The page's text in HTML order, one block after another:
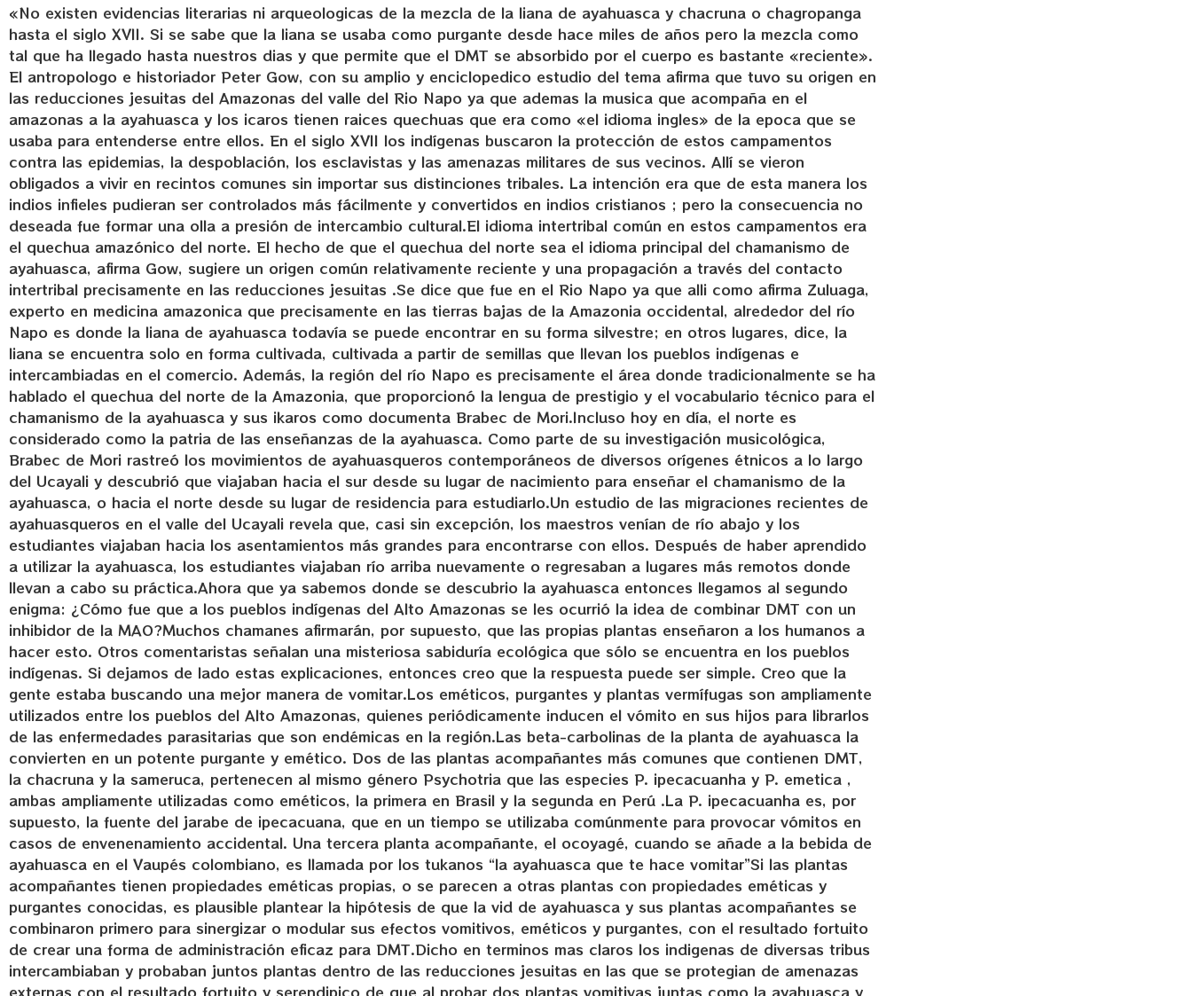
«No existen evidencias literarias ni arqueologicas de la mezcla de la liana de ayahuasca y chacruna o chagropanga
hasta el siglo XVII. Si se sabe que la liana se usaba como purgante desde hace miles de años pero la mezcla como
tal que ha llegado hasta nuestros dias y que permite que el DMT se absorbido por el cuerpo es bastante «reciente».
El antropologo e historiador Peter Gow, con su amplio y enciclopedico estudio del tema afirma que tuvo su origen en
las reducciones jesuitas del Amazonas del valle del Rio Napo ya que ademas la musica que acompaña en el
amazonas a la ayahuasca y los icaros tienen raices quechuas que era como «el idioma ingles» de la epoca que se
usaba para entenderse entre ellos. En el siglo XVII los indígenas buscaron la protección de estos campamentos
contra las epidemias, la despoblación, los esclavistas y las amenazas militares de sus vecinos. Allí se vieron
obligados a vivir en recintos comunes sin importar sus distinciones tribales. La intención era que de esta manera los
indios infieles pudieran ser controlados más fácilmente y convertidos en indios cristianos ; pero la consecuencia no
deseada fue formar una olla a presión de intercambio cultural.El idioma intertribal común en estos campamentos era
el quechua amazónico del norte. El hecho de que el quechua del norte sea el idioma principal del chamanismo de
ayahuasca, afirma Gow, sugiere un origen común relativamente reciente y una propagación a través del contacto
intertribal precisamente en las reducciones jesuitas .Se dice que fue en el Rio Napo ya que alli como afirma Zuluaga,
experto en medicina amazonica que precisamente en las tierras bajas de la Amazonia occidental, alrededor del río
Napo es donde la liana de ayahuasca todavía se puede encontrar en su forma silvestre; en otros lugares, dice, la
liana se encuentra solo en forma cultivada, cultivada a partir de semillas que llevan los pueblos indígenas e
intercambiadas en el comercio. Además, la región del río Napo es precisamente el área donde tradicionalmente se ha
hablado el quechua del norte de la Amazonia, que proporcionó la lengua de prestigio y el vocabulario técnico para el
chamanismo de la ayahuasca y sus ikaros como documenta Brabec de Mori.Incluso hoy en día, el norte es
considerado como la patria de las enseñanzas de la ayahuasca. Como parte de su investigación musicológica,
Brabec de Mori rastreó los movimientos de ayahuasqueros contemporáneos de diversos orígenes étnicos a lo largo
del Ucayali y descubrió que viajaban hacia el sur desde su lugar de nacimiento para enseñar el chamanismo de la
ayahuasca, o hacia el norte desde su lugar de residencia para estudiarlo.Un estudio de las migraciones recientes de
ayahuasqueros en el valle del Ucayali revela que, casi sin excepción, los maestros venían de río abajo y los
estudiantes viajaban hacia los asentamientos más grandes para encontrarse con ellos. Después de haber aprendido
a utilizar la ayahuasca, los estudiantes viajaban río arriba nuevamente o regresaban a lugares más remotos donde
llevan a cabo su práctica.Ahora que ya sabemos donde se descubrio la ayahuasca entonces llegamos al segundo
enigma: ¿Cómo fue que a los pueblos indígenas del Alto Amazonas se les ocurrió la idea de combinar DMT con un
inhibidor de la MAO?Muchos chamanes afirmarán, por supuesto, que las propias plantas enseñaron a los humanos a
hacer esto. Otros comentaristas señalan una misteriosa sabiduría ecológica que sólo se encuentra en los pueblos
indígenas. Si dejamos de lado estas explicaciones, entonces creo que la respuesta puede ser simple. Creo que la
gente estaba buscando una mejor manera de vomitar.Los eméticos, purgantes y plantas vermífugas son ampliamente
utilizados entre los pueblos del Alto Amazonas, quienes periódicamente inducen el vómito en sus hijos para librarlos
de las enfermedades parasitarias que son endémicas en la región.Las beta-carbolinas de la planta de ayahuasca la
convierten en un potente purgante y emético. Dos de las plantas acompañantes más comunes que contienen DMT,
la chacruna y la sameruca, pertenecen al mismo género Psychotria que las especies P. ipecacuanha y P. emetica ,
ambas ampliamente utilizadas como eméticos, la primera en Brasil y la segunda en Perú .La P. ipecacuanha es, por
supuesto, la fuente del jarabe de ipecacuana, que en un tiempo se utilizaba comúnmente para provocar vómitos en
casos de envenenamiento accidental. Una tercera planta acompañante, el ocoyagé, cuando se añade a la bebida de
ayahuasca en el Vaupés colombiano, es llamada por los tukanos “la ayahuasca que te hace vomitar”Si las plantas
acompañantes tienen propiedades eméticas propias, o se parecen a otras plantas con propiedades eméticas y
purgantes conocidas, es plausible plantear la hipótesis de que la vid de ayahuasca y sus plantas acompañantes se
combinaron primero para sinergizar o modular sus efectos vomitivos, eméticos y purgantes, con el resultado fortuito
de crear una forma de administración eficaz para DMT.Dicho en terminos mas claros los indigenas de diversas tribus
intercambiaban y probaban juntos plantas dentro de las reducciones jesuitas en las que se protegian de amenazas
externas con el resultado fortuito y serendipico de que al probar dos plantas vomitivas juntas como la ayahuasca y